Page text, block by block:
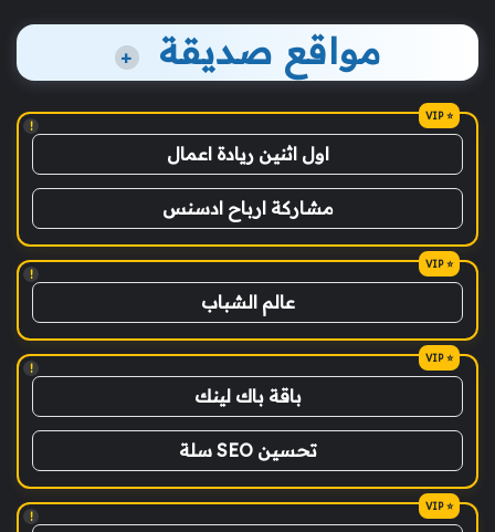
مواقع صديقة +
!
اول اثنين ريادة اعمال
مشاركة ارباح ادسنس
!
عالم الشباب
!
باقة باك لينك
تحسين SEO سلة
!